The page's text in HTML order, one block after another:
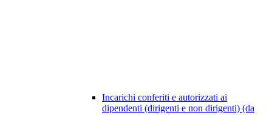
Incarichi conferiti e autorizzati ai
dipendenti (dirigenti e non dirigenti) (da